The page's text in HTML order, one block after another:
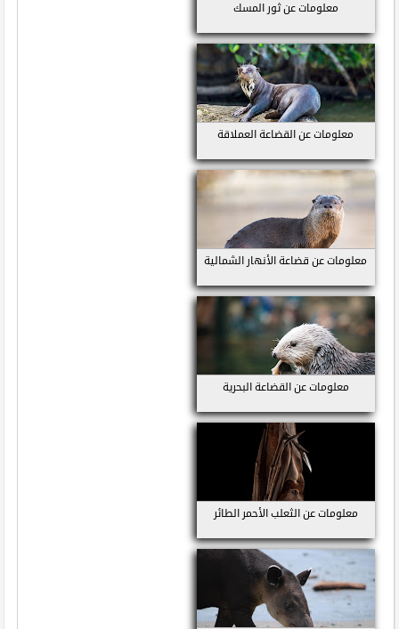
معلومات عن ثور المسك
معلومات عن القضاعة العملاقة
معلومات عن قضاعة الأنهار الشمالية
معلومات عن القضاعة البحرية
معلومات عن الثعلب الأحمر الطائر